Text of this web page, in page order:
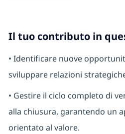
Il tuo contributo in
• Identificare nuove
sviluppare relazioni
• Gestire il ciclo completo di
alla chiusura, garantendo un
orientato al valore.